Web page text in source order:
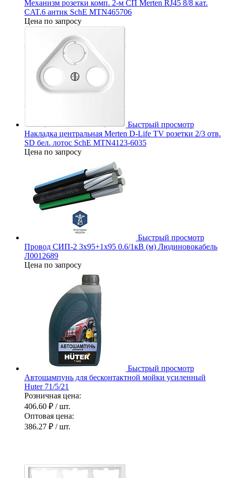
Механизм розетки комп. 2-м СП Merten RJ45 8/8 кат.
CAT.6 антик SchE MTN465706
Цена по запросу
Быстрый просмотр
Накладка центральная Merten D-Life TV розетки 2/3 отв.
SD бел. лотос SchE MTN4123-6035
Цена по запросу
Быстрый просмотр
Провод СИП-2 3х95+1х95 0.6/1кВ (м) Людиновокабель
Л0012689
Цена по запросу
Быстрый просмотр
Автошампунь для бесконтактной мойки усиленный
Huter 71/5/21
Розничная цена:
406.60 ₽ / шт.
Оптовая цена:
386.27 ₽ / шт.